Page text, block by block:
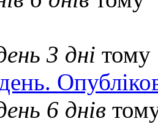
3 дні тому
6 днів